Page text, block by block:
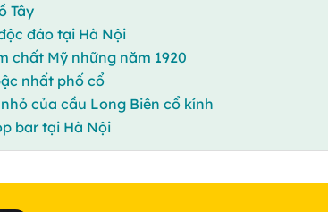
Tây
đáo tại Hà Nội
chất Mỹ những năm 1920
nhất phố cổ
của cầu Long Biên cổ kính
bar tại Hà Nội